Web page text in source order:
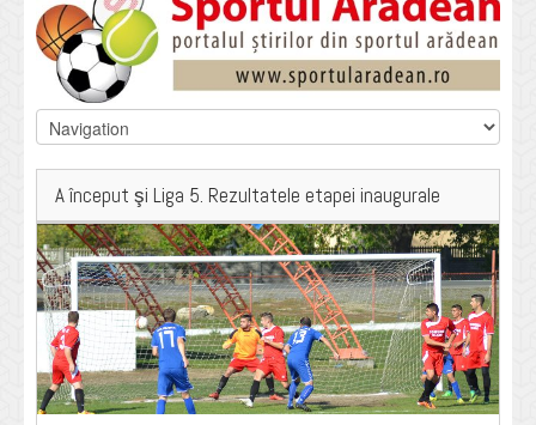
A început şi Liga 5. Rezultatele etapei inaugurale